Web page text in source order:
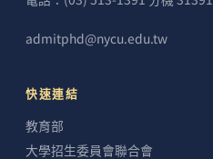
admitphd@nycu.edu.tw
快速連結
教育部
大學招生委員會聯合會